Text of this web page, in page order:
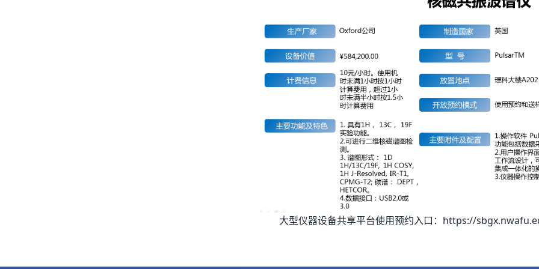
大型仪器设备共享平台使用预约入口：https://